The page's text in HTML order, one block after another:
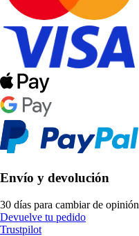
Envío y devolución
30 días para cambiar de opinión
Devuelve tu pedido
Trustpilot